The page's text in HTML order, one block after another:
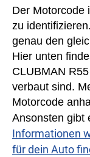
Der Motorcode
zu
genau den
Hier unten
CLUBMAN
verbaut sind.
Motorcode
Ansonsten gibt
Informationen
für dein Auto